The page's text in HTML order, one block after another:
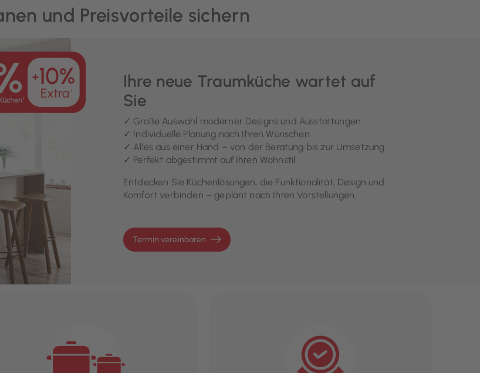
und Preisvorteile sichern
Ihre neue Traumküche wartet auf
Sie
✓ Große Auswahl moderner Designs und Ausstattungen
✓ Individuelle Planung nach Ihren Wünschen
✓ Alles aus einer Hand – von der Beratung bis zur Umsetzung
✓ Perfekt abgestimmt auf Ihren Wohnstil
Entdecken Sie Küchenlösungen, die Funktionalität, Design und
Komfort verbinden – geplant nach Ihren Vorstellungen.
Termin vereinbaren